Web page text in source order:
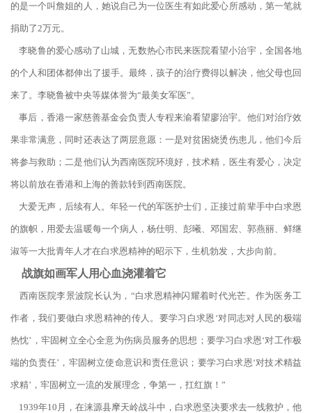
的是一个叫詹姐的人，她说自己为一位医生有如此爱心所感动，第一笔就
捐助了2万元。
李晓鲁的爱心感动了山城，无数热心市民来医院看望小治宇，全国各地
的个人和团体都伸出了援手。最终，孩子的治疗费得以解决，他父母也回
来了。李晓鲁被中央等媒体誉为“最美女军医”。
事后，香港一家慈善基金会负责人专程来渝看望廖治宇。他们对治疗效
果非常满意，同时还表达了两层意愿：一是对贫困烧烫伤患儿，他们今后
将参与救助；二是他们认为西南医院环境好，技术精，医生有爱心，决定
将以前放在香港和上海的善款转到西南医院。
大爱无声，后续有人。年轻一代的军医护士们，正接过前辈手中白求恩
的旗帜，用爱去温暖每一个病人，杨仕明、彭曦、邓国宏、郭燕丽、鲜继
淑等一大批青年人才在白求恩精神的昭示下，生机勃发，大步向前。
战旗如画军人用心血浇灌着它
西南医院李景波院长认为，“白求恩精神闪耀着时代光芒。作为医务工
作者，我们要做白求恩精神的传人。要学习白求恩‘对同志对人民的极端
热忱’，牢固树立全心全意为伤病员服务的思想；要学习白求恩‘对工作极
端的负责任’，牢固树立使命意识和责任意识；要学习白求恩‘对技术精益
求精’，牢固树立一流的发展理念，争第一，扛红旗！”
1939年10月，在涞源县摩天岭战斗中，白求恩坚决要求去一线救护，他